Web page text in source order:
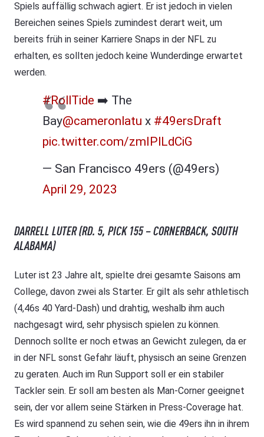
Spiels auffällig schwach agiert. Er ist jedoch in vielen
Bereichen seines Spiels zumindest derart weit, um
bereits früh in seiner Karriere Snaps in der NFL zu
erhalten, es sollten jedoch keine Wunderdinge erwartet
werden.
#RollTide ➡️ The
Bay@cameronlatu x #49ersDraft
pic.twitter.com/zmIPlLdCiG
— San Francisco 49ers (@49ers)
April 29, 2023
DARRELL LUTER (RD. 5, PICK 155 – CORNERBACK, SOUTH
ALABAMA)
Luter ist 23 Jahre alt, spielte drei gesamte Saisons am
College, davon zwei als Starter. Er gilt als sehr athletisch
(4,46s 40 Yard-Dash) und drahtig, weshalb ihm auch
nachgesagt wird, sehr physisch spielen zu können.
Dennoch sollte er noch etwas an Gewicht zulegen, da er
in der NFL sonst Gefahr läuft, physisch an seine Grenzen
zu geraten. Auch im Run Support soll er ein stabiler
Tackler sein. Er soll am besten als Man-Corner geeignet
sein, der vor allem seine Stärken in Press-Coverage hat.
Es wird spannend zu sehen sein, wie die 49ers ihn in ihrem